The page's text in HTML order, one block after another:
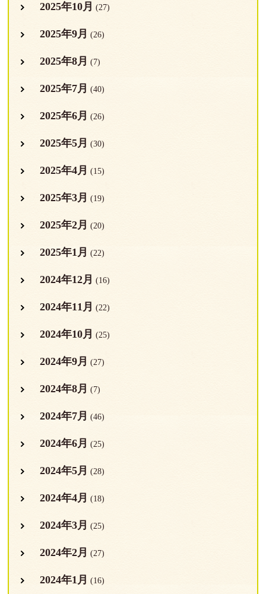
2025年10月 (27)
2025年9月 (26)
2025年8月 (7)
2025年7月 (40)
2025年6月 (26)
2025年5月 (30)
2025年4月 (15)
2025年3月 (19)
2025年2月 (20)
2025年1月 (22)
2024年12月 (16)
2024年11月 (22)
2024年10月 (25)
2024年9月 (27)
2024年8月 (7)
2024年7月 (46)
2024年6月 (25)
2024年5月 (28)
2024年4月 (18)
2024年3月 (25)
2024年2月 (27)
2024年1月 (16)